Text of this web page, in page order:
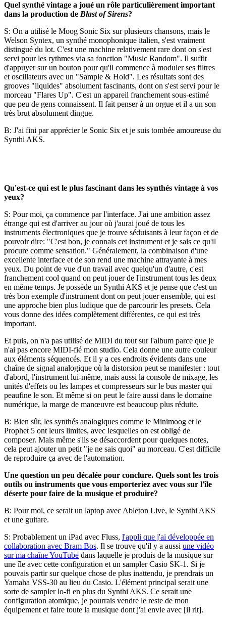
Quel synthé vintage a joué un rôle particulièrement important
dans la production de Blast of Sirens?
S: On a utilisé le Moog Sonic Six sur plusieurs chansons, mais le
Welson Syntex, un synthé monophonique italien, s'est vraiment
distingué du lot. C'est une machine relativement rare dont on s'est
servi pour les rythmes via sa fonction "Music Random". Il suffit
d'appuyer sur un bouton pour qu'il commence à moduler ses filtres
et oscillateurs avec un "Sample & Hold". Les résultats sont des
grooves "liquides" absolument fascinants, dont on s'est servi pour le
morceau "Flares Up". C'est un appareil franchement sous-estimé
que peu de gens connaissent. Il fait penser à un orgue et il a un son
très brut absolument dingue.
B: J'ai fini par apprécier le Sonic Six et je suis tombée amoureuse du
Synthi AKS.
Qu'est-ce qui est le plus fascinant dans les synthés vintage à vos
yeux?
S: Pour moi, ça commence par l'interface. J'ai une ambition assez
étrange qui est d'arriver au jour où j'aurai joué de tous les
instruments électroniques que je trouve séduisants à leur façon et de
pouvoir dire: "C'est bon, je connais cet instrument et je sais ce qu'il
procure comme sensation." Généralement, la combinaison d'une
excellente interface et de son rend une machine attrayante à mes
yeux. Du point de vue d'un travail avec quelqu'un d'autre, c'est
franchement cool quand on peut jouer de l'instrument tous les deux
en même temps. Je possède un Synthi AKS et je pense que c'est un
très bon exemple d'instrument dont on peut jouer ensemble, qui est
une approche bien plus ludique que de parcourir les presets. Cela
vous donne des idées complètement différentes, ce qui est très
important.
Et puis, on n'a pas utilisé de MIDI du tout sur l'album parce que je
n'ai pas encore MIDI-fié mon studio. Cela donne une autre couleur
aux éléments séquencés. Et il y a ces endroits évidents dans une
chaîne de signal analogique où la distorsion peut se manifester : tout
d'abord, l'instrument lui-même, mais aussi la console de mixage, les
unités d'effets ou les lampes et compresseurs sur le bus master qui
peaufine le son. Et même si on peut le faire aussi dans le domaine
numérique, la marge de manœuvre est beaucoup plus réduite.
B: Bien sûr, les synthés analogiques comme le Minimoog et le
Prophet 5 ont leurs limites, avec lesquelles on est obligé de
composer. Mais même s'ils se désaccordent pour quelques notes,
cela peut ajouter un petit "je ne sais quoi" au morceau. C'est difficile
de reproduire ça avec de l'automation.
Une question un peu décalée pour conclure. Quels sont les trois
outils ou instruments que vous emporteriez avec vous sur l'île
déserte pour faire de la musique et produire?
B: Pour moi, ce serait un laptop avec Ableton Live, le Synthi AKS
et une guitare.
S: Probablement un iPad avec Fluss, l'appli que j'ai développée en
collaboration avec Bram Bos. Il se trouve qu'il y a aussi une vidéo
sur ma chaîne YouTube dans laquelle je produis de la musique sur
une île avec cette configuration et un sampler Casio SK-1. Si je
pouvais partir sur quelque chose de plus inattendu, je prendrais un
Yamaha VSS-30 au lieu du Casio. L'élément principal serait une
sorte de sampler lo-fi en plus du Synthi AKS. Ce serait une
configuration atomique, je pourrais vendre le reste de mon
équipement et faire toute la musique dont j'ai envie avec [il rit].